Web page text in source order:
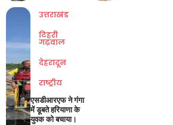
उत्तराखंड
टिहरी
गढ़वाल
देहरादून
राष्ट्रीय
एसडीआरएफ ने गंगा
में डूबते हरियाणा के
युवक को बचाया।